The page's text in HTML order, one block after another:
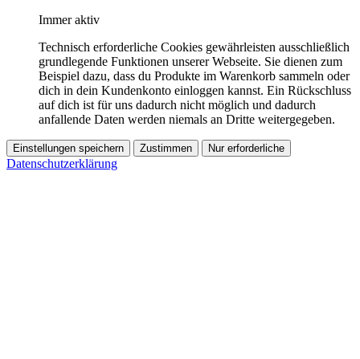
Immer aktiv
Technisch erforderliche Cookies gewährleisten ausschließlich
grundlegende Funktionen unserer Webseite. Sie dienen zum
Beispiel dazu, dass du Produkte im Warenkorb sammeln oder
dich in dein Kundenkonto einloggen kannst. Ein Rückschluss
auf dich ist für uns dadurch nicht möglich und dadurch
anfallende Daten werden niemals an Dritte weitergegeben.
Einstellungen speichern Zustimmen Nur erforderliche
Datenschutzerklärung